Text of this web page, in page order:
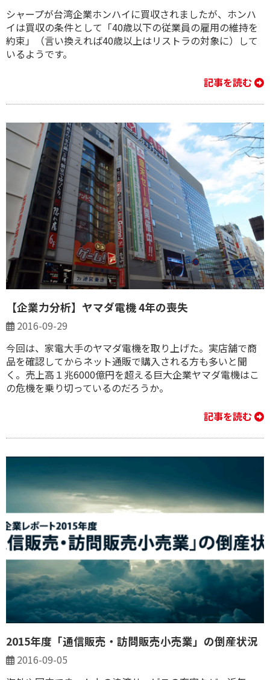
シャープが台湾企業ホンハイに買収されましたが、ホンハ
イは買収の条件として「40歳以下の従業員の雇用の維持を
約束」（言い換えれば40歳以上はリストラの対象に）して
いるようです。
記事を読む
【企業力分析】ヤマダ電機 4年の喪失
2016-09-29
今回は、家電大手のヤマダ電機を取り上げた。実店舗で商
品を確認してからネット通販で購入される方も多いと聞
く。売上高１兆6000億円を超える巨大企業ヤマダ電機はこ
の危機を乗り切っているのだろうか。
記事を読む
2015年度「通信販売・訪問販売小売業」の倒産状況
2016-09-05